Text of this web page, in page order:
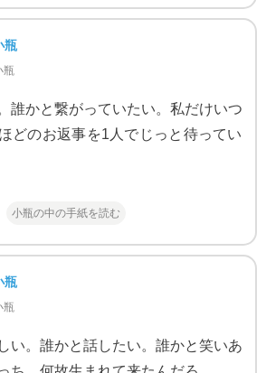
瓶
瓶
誰かと繋がっていたい。私だけいつ
どのお返事を1人でじっと待ってい
小瓶の中の手紙を読む
瓶
瓶
い。誰かと話したい。誰かと笑いあ